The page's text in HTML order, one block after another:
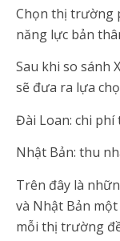
Chọn thị trường
năng lực bản
Sau khi so sánh
sẽ đưa ra lựa
Đài Loan: chi phí
Nhật Bản: thu
Trên đây là
và Nhật Bản
mỗi thị trường